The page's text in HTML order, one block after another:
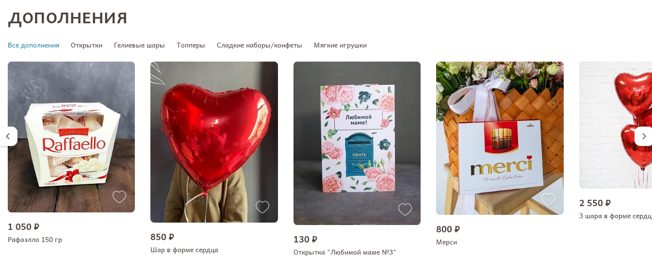
ДОПОЛНЕНИЯ
Все дополнения Открытки Гелиевые шары Топперы Сладкие наборы/конфеты Мягкие игрушки
1 050 ₽
Рафаэлло 150 гр 850 ₽
Шар в форме сердца
130 ₽
Открытка "Любимой маме №3"
800 ₽
Мерси
2 550 ₽
3 шара в форме